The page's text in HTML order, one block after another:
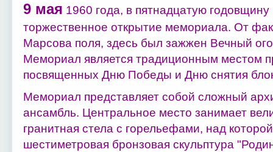
9 мая 1960 года, в пятнадцатую
торжественное открытие мемориала. От
Марсова поля, здесь был зажжен Вечный
Мемориал является традиционным местом
посвященных Дню Победы и Дню снятия
Мемориал представляет собой сложный
ансамбль. Центральное место занимает
гранитная стела с горельефами, над
шестиметровая бронзовая скульптура